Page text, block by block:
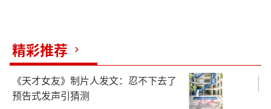
精彩推荐
《天才女友》制片人发文：忍不下去了
预告式发声引猜测